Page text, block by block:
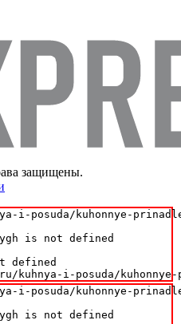
защищены.
i-posuda/kuhonnye-
is not defined
defined
kuhnya-i-posuda/
i-posuda/kuhonnye-
is not defined